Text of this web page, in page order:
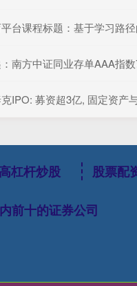
台课程标题：基于学习路
存单AAA指数7天持有基金2025年五一劳动节前暂停
募资超3亿, 固定资产与产能增
高杠杆炒股 股票配
前十的证券公司